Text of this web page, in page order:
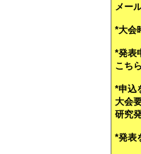
メー
*大会
*発表
こち
*申込
大会
研究
*発表